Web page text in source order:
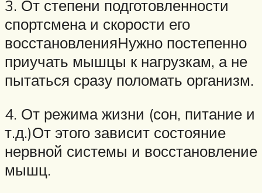
3. От степени подготовленности
спортсмена и скорости его
восстановленияНужно постепенно
приучать мышцы к нагрузкам, а не
пытаться сразу поломать организм.
4. От режима жизни (сон, питание и
т.д.)От этого зависит состояние
нервной системы и восстановление
мышц.